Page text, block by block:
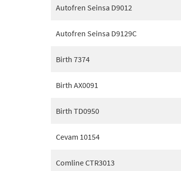
Autofren Seinsa D9012
Autofren Seinsa D9129C
Birth 7374
Birth AX0091
Birth TD0950
Cevam 10154
Comline CTR3013